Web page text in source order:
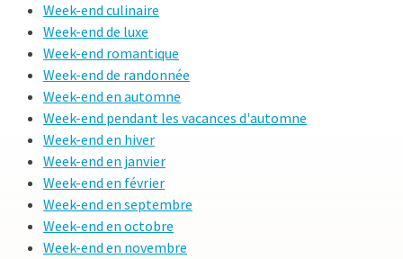
Week-end culinaire
Week-end de luxe
Week-end romantique
Week-end de randonnée
Week-end en automne
Week-end pendant les vacances d'automne
Week-end en hiver
Week-end en janvier
Week-end en février
Week-end en septembre
Week-end en octobre
Week-end en novembre